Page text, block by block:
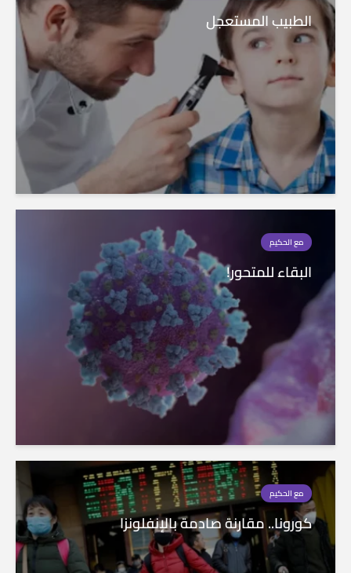
الطبيب المستعجل
مع الحكيم
البقاء للمتحور!
مع الحكيم
كورونا.. مقارنة صادمة بالإنفلونزا